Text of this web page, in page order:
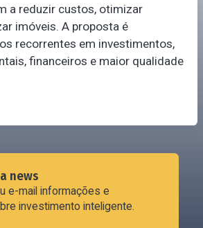
a reduzir custos, otimizar
imóveis. A proposta é
recorrentes em investimentos,
financeiros e maior qualidade
news
e-mail informações e
investimento inteligente.